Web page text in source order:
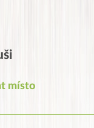
místo